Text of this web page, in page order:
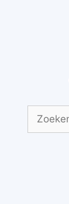
naar: